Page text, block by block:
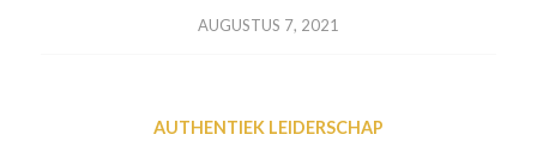
AUGUSTUS 7, 2021
AUTHENTIEK LEIDERSCHAP